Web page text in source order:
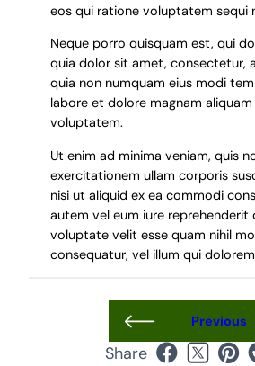
eos qui ratione voluptatem sequi
Neque porro quisquam est, qui
quia dolor sit amet, consectetur,
quia non numquam eius modi
labore et dolore magnam
voluptatem.
Ut enim ad minima veniam, quis
exercitationem ullam corporis
nisi ut aliquid ex ea commodi
autem vel eum iure reprehenderit
voluptate velit esse quam nihil
consequatur, vel illum qui
Previous
Share